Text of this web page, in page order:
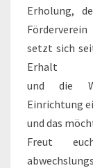
Erholung,
Förderverein
setzt sich
Erhalt
und die
Einrichtung
und das
Freut